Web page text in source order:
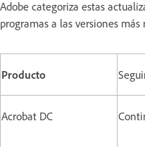
Adobe categoriza estas
programas a las versiones más
Producto
Acrobat DC